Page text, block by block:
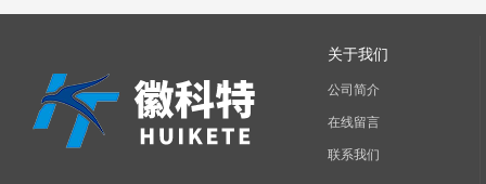
关于我们
公司简介
在线留言
联系我们